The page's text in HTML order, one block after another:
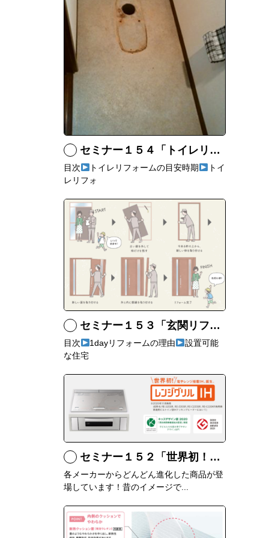
セミナー１５４「トイレリフォームは壁紙や床も一緒にリフォームするのがいい！」
目次 トイレリフォームの目安時期
トイ
レリフォ
セミナー１５３「玄関リフォームにおすすめなリシェントとは」
目次 1dayリフォームの理由
設置可能
な住宅
セミナー１５２「世界初！三菱のレンジグリルって何？」
各メーカーからどんどん進化した商品が登
場しています！昔のイメージで...